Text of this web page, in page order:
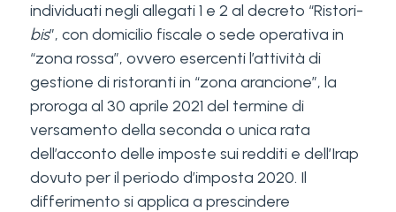
individuati negli allegati 1 e 2 al decreto “Ristori-
bis”, con domicilio fiscale o sede operativa in
“zona rossa”, ovvero esercenti l’attività di
gestione di ristoranti in “zona arancione”, la
proroga al 30 aprile 2021 del termine di
versamento della seconda o unica rata
dell’acconto delle imposte sui redditi e dell’Irap
dovuto per il periodo d’imposta 2020. Il
differimento si applica a prescindere